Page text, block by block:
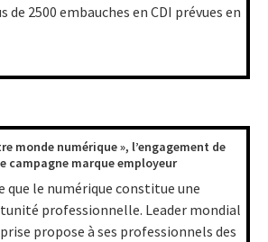
de 2500 embauches en CDI prévues en
monde numérique », l’engagement de
campagne marque employeur
que le numérique constitue une
professionnelle. Leader mondial
propose à ses professionnels des